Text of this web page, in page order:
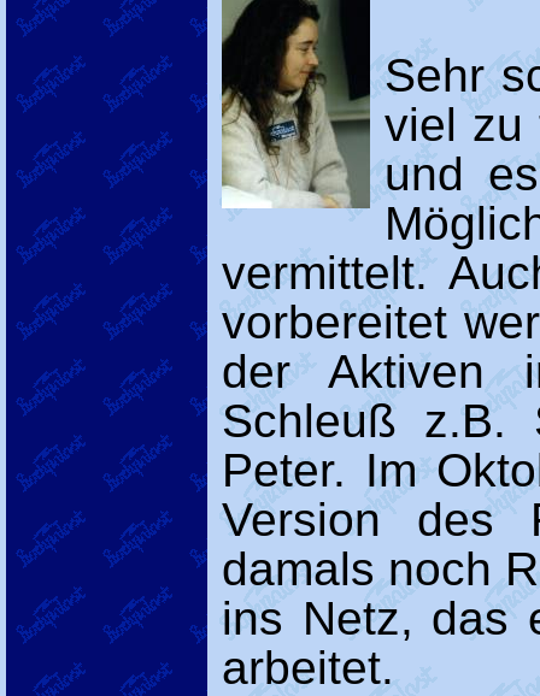
Sehr
viel zu
und
vermittelt.
vorbereitet
der Aktiven
Schleuß z.B.
Peter. Im
Version des
damals noch
ins Netz, das
arbeitet.